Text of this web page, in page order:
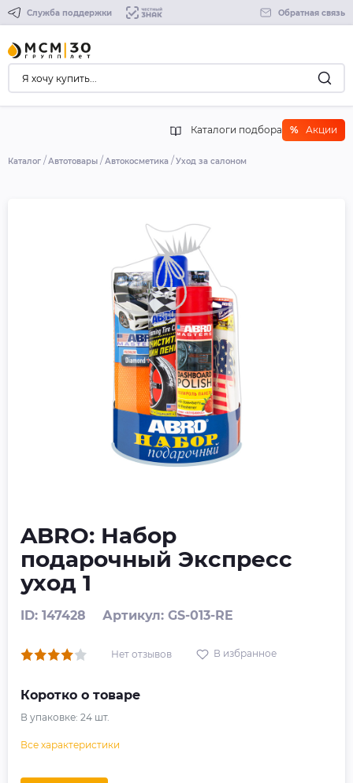
Служба поддержки Обратная связь
Каталоги подбора % Акции
Каталог Автотовары Автокосметика Уход за салоном
ABRO: Набор
подарочный Экспресс
уход 1
ID: 147428 Артикул: GS-013-RE
Нет отзывов В избранное
Коротко о товаре
В упаковке: 24 шт.
Все характеристики